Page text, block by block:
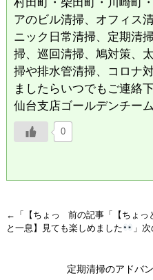
アのビル清掃、オフィス
ニック日常清掃、定期清
掃、巡回清掃、鳩対策、
掃や排水管清掃、コロナ
ましたらいつでもご連絡
仙台支店ゴールデンチー
0
前の記事「 【ちょ
←「 【ちょっ
と一息】見ても楽しめました
」
定期清掃のアドバ